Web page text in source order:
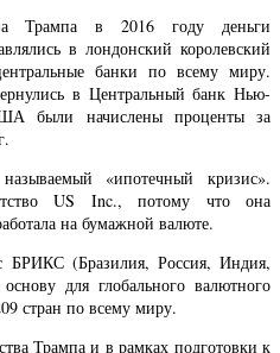
Трампа в 2016 году деньги
в лондонский королевский
банки по всему миру.
в Центральный банк Нью-
были начислены проценты за
«ипотечный кризис».
US Inc., потому что она
на бумажной валюте.
БРИКС (Бразилия, Россия, Индия,
для глобального валютного
стран по всему миру.
Трампа и в рамках подготовки к